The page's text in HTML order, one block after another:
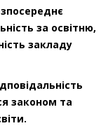
за освітню,
закладу
законом та